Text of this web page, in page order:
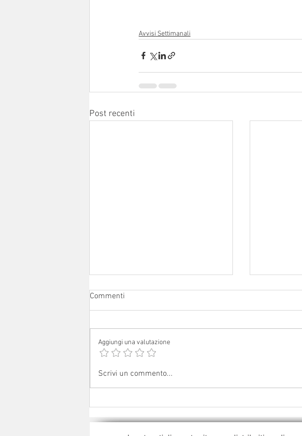
Avvisi Settimanali
Post recenti
Avvisi dal 1° al 16 agosto 2026
Commenti
Aggiungi una valutazione
Scrivi un commento...